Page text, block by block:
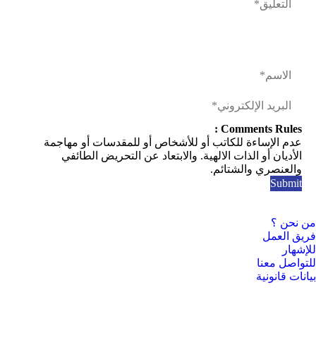
Comments Rules :
عدم الإساءة للكاتب أو للأشخاص أو للمقدسات أو مهاجمة
الأديان أو الذات الالهية. والابتعاد عن التحريض الطائفي
والعنصري والشتائم.
من نحن ؟
فريق العمل
للإشهار
للتواصل معنا
بيانات قانونية